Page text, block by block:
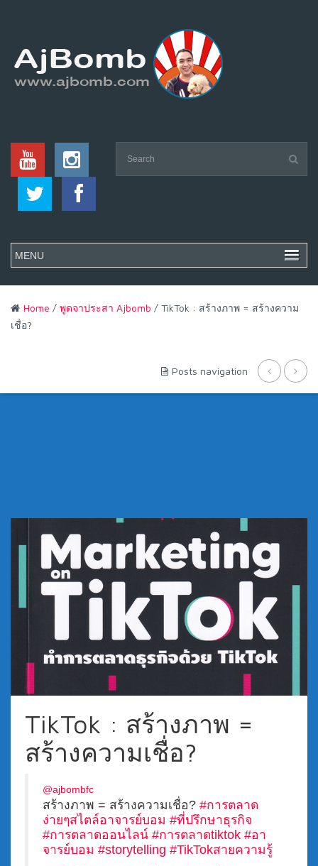
Home / พูดจาประสา Ajbomb / TikTok : สร้างภาพ = สร้างความ
เชื่อ?
Posts navigation
TikTok : สร้างภาพ =
สร้างความเชื่อ?
@ajbombfc
สร้างภาพ = สร้างความเชื่อ? #การตลาด
ง่ายๆสไตล์อาจารย์บอม #ที่ปรึกษาธุรกิจ
#การตลาดออนไลน์ #การตลาดtiktok #อา
จารย์บอม #storytelling #TikTokสายความรู้